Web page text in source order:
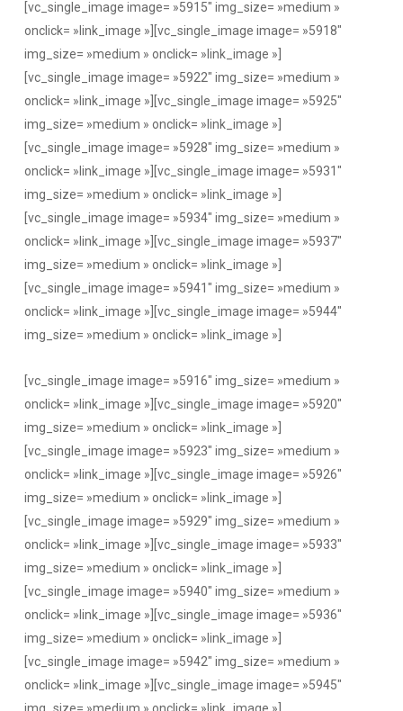
[vc_single_image image= »5915″ img_size= »medium »
onclick= »link_image »][vc_single_image image= »5918″
img_size= »medium » onclick= »link_image »]
[vc_single_image image= »5922″ img_size= »medium »
onclick= »link_image »][vc_single_image image= »5925″
img_size= »medium » onclick= »link_image »]
[vc_single_image image= »5928″ img_size= »medium »
onclick= »link_image »][vc_single_image image= »5931″
img_size= »medium » onclick= »link_image »]
[vc_single_image image= »5934″ img_size= »medium »
onclick= »link_image »][vc_single_image image= »5937″
img_size= »medium » onclick= »link_image »]
[vc_single_image image= »5941″ img_size= »medium »
onclick= »link_image »][vc_single_image image= »5944″
img_size= »medium » onclick= »link_image »]
[vc_single_image image= »5916″ img_size= »medium »
onclick= »link_image »][vc_single_image image= »5920″
img_size= »medium » onclick= »link_image »]
[vc_single_image image= »5923″ img_size= »medium »
onclick= »link_image »][vc_single_image image= »5926″
img_size= »medium » onclick= »link_image »]
[vc_single_image image= »5929″ img_size= »medium »
onclick= »link_image »][vc_single_image image= »5933″
img_size= »medium » onclick= »link_image »]
[vc_single_image image= »5940″ img_size= »medium »
onclick= »link_image »][vc_single_image image= »5936″
img_size= »medium » onclick= »link_image »]
[vc_single_image image= »5942″ img_size= »medium »
onclick= »link_image »][vc_single_image image= »5945″